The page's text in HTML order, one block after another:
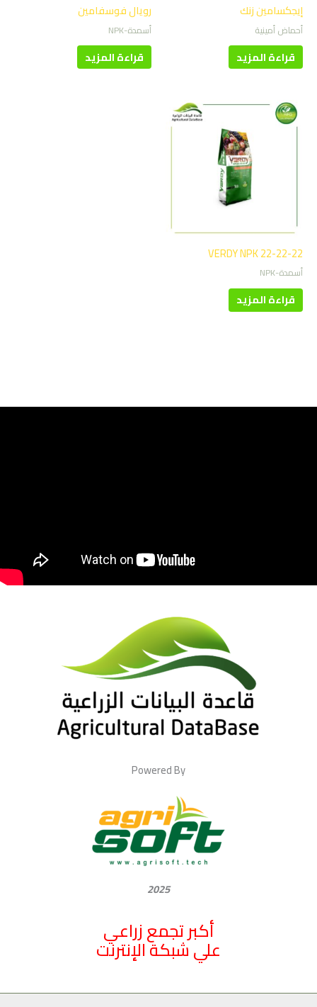
إيجكسامين زنك
أحماض أمينية
قراءة المزيد
رويال فوسفامين
أسمدة-NPK
قراءة المزيد
VERDY NPK 22-22-22
أسمدة-NPK
قراءة المزيد
Powered By
2025
أكبر تجمع زراعي
علي شبكة الإنترنت